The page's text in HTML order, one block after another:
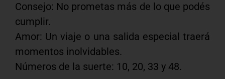
Consejo: No prometas más de lo que podés
cumplir.
Amor: Un viaje o una salida especial traerá
momentos inolvidables.
Números de la suerte: 10, 20, 33 y 48.